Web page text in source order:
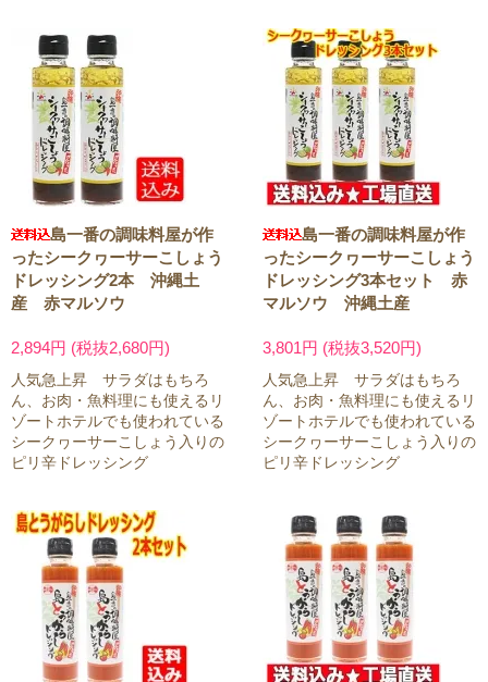
島一番の調味料屋が作
ったシークヮーサーこしょう
ドレッシング2本 沖縄土
産 赤マルソウ
2,894円 (税抜2,680円)
人気急上昇 サラダはもちろ
ん、お肉・魚料理にも使えるリ
ゾートホテルでも使われている
シークヮーサーこしょう入りの
ピリ辛ドレッシング
島一番の調味料屋が作
ったシークヮーサーこしょう
ドレッシング3本セット 赤
マルソウ 沖縄土産
3,801円 (税抜3,520円)
人気急上昇 サラダはもちろ
ん、お肉・魚料理にも使えるリ
ゾートホテルでも使われている
シークヮーサーこしょう入りの
ピリ辛ドレッシング